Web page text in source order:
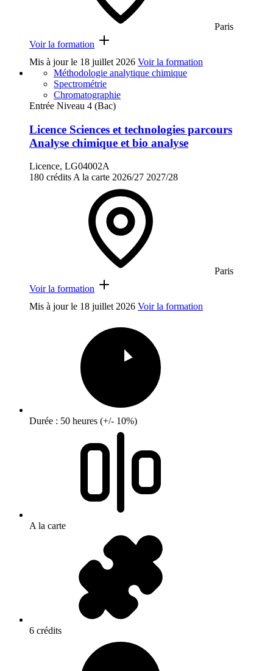
Paris
Voir la formation
Mis à jour le 18 juillet 2026 Voir la formation
Méthodologie analytique chimique
Spectrométrie
Chromatographie
Entrée Niveau 4 (Bac)
Licence Sciences et technologies parcours
Analyse chimique et bio analyse
Licence, LG04002A
180 créditsA la carte 2026/27 2027/28
Paris
Voir la formation
Mis à jour le 18 juillet 2026 Voir la formation
Durée : 50 heures (+/- 10%)
A la carte
6 crédits